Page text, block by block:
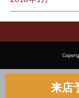
来店